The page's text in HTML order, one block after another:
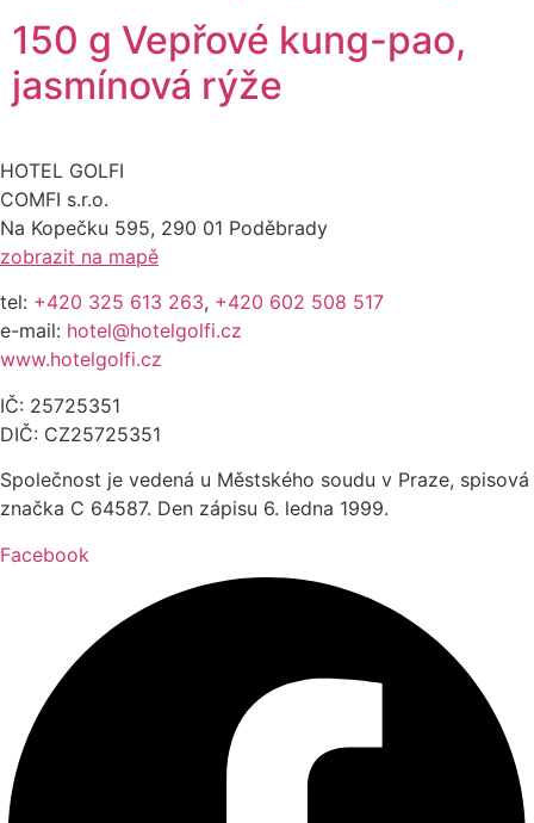
150 g Vepřové kung-pao,
jasmínová rýže
HOTEL GOLFI
COMFI s.r.o.
Na Kopečku 595, 290 01 Poděbrady
zobrazit na mapě
tel: +420 325 613 263, +420 602 508 517
e-mail: hotel@hotelgolfi.cz
www.hotelgolfi.cz
IČ: 25725351
DIČ: CZ25725351
Společnost je vedená u Městského soudu v Praze, spisová
značka C 64587. Den zápisu 6. ledna 1999.
Facebook